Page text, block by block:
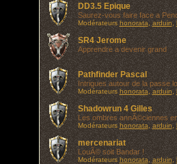
DD3.5 Epique
Saurez-vous faire face a
Modérateurs honorata ,arduin ,
SR4 Jerome
Apprendre a devenir grand
Pathfinder Pascal
Intrigues autour de la passe
Modérateurs honorata ,arduin ,
Shadowrun 4 Gilles
Les ombres annÃ©ciennes
Modérateurs honorata ,arduin ,
mercenariat
LouÃ© soit Bandar !
Modérateurs honorata ,arduin ,